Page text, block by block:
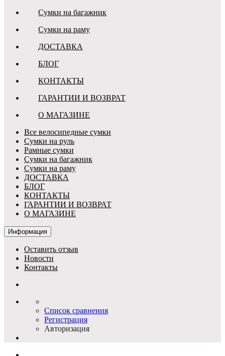
Сумки на багажник
Сумки на раму
ДОСТАВКА
БЛОГ
КОНТАКТЫ
ГАРАНТИИ И ВОЗВРАТ
О МАГАЗИНЕ
Все велосипедные сумки
Сумки на руль
Рамные сумки
Сумки на багажник
Сумки на раму
ДОСТАВКА
БЛОГ
КОНТАКТЫ
ГАРАНТИИ И ВОЗВРАТ
О МАГАЗИНЕ
Информация
Оставить отзыв
Новости
Контакты
Список сравнения
Регистрация
Авторизация